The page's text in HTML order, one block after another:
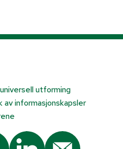
utforming
av informasjonskapsler